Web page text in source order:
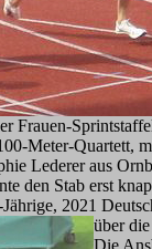
Frauen-
Meter-Quartett,
Lederer aus
den Stab erst
2021
über
Die